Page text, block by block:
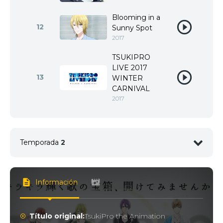
12
Blooming in a
Sunny Spot
2017
13
TSUKIPRO
LIVE 2017
WINTER
CARNIVAL
2017
Temporada 2
<img src="//image.tmdb.org/t/p/w92/
Información
Título original:TsukiPro the Animation